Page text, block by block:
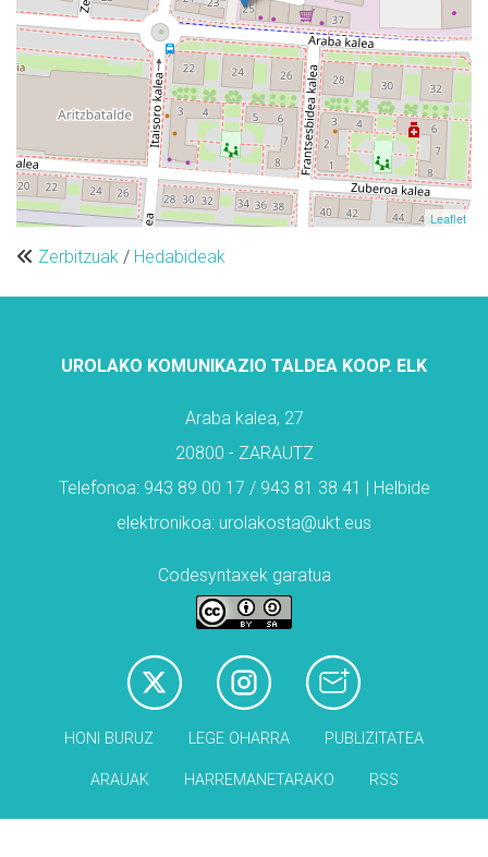
Leaflet
Zerbitzuak / Hedabideak
UROLAKO KOMUNIKAZIO TALDEA KOOP. ELK
Araba kalea, 27
20800 - ZARAUTZ
Telefonoa: 943 89 00 17 / 943 81 38 41 | Helbide
elektronikoa: urolakosta@ukt.eus
Codesyntaxek garatua
HONI BURUZ LEGE OHARRA PUBLIZITATEA
ARAUAK HARREMANETARAKO RSS